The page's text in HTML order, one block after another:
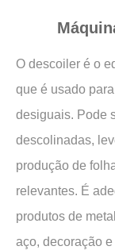
O descoiler é o
que é usado
desiguais. Pode
descolinadas,
produção de
relevantes. É
produtos de
aço, decoração